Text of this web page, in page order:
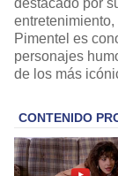
destacado por
Pimentel es
personajes
de los más